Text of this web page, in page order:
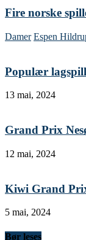
Fire norske
Damer Espen
Populær
13 mai, 2024
Grand Prix
12 mai, 2024
Kiwi Grand
5 mai, 2024
Bør leses